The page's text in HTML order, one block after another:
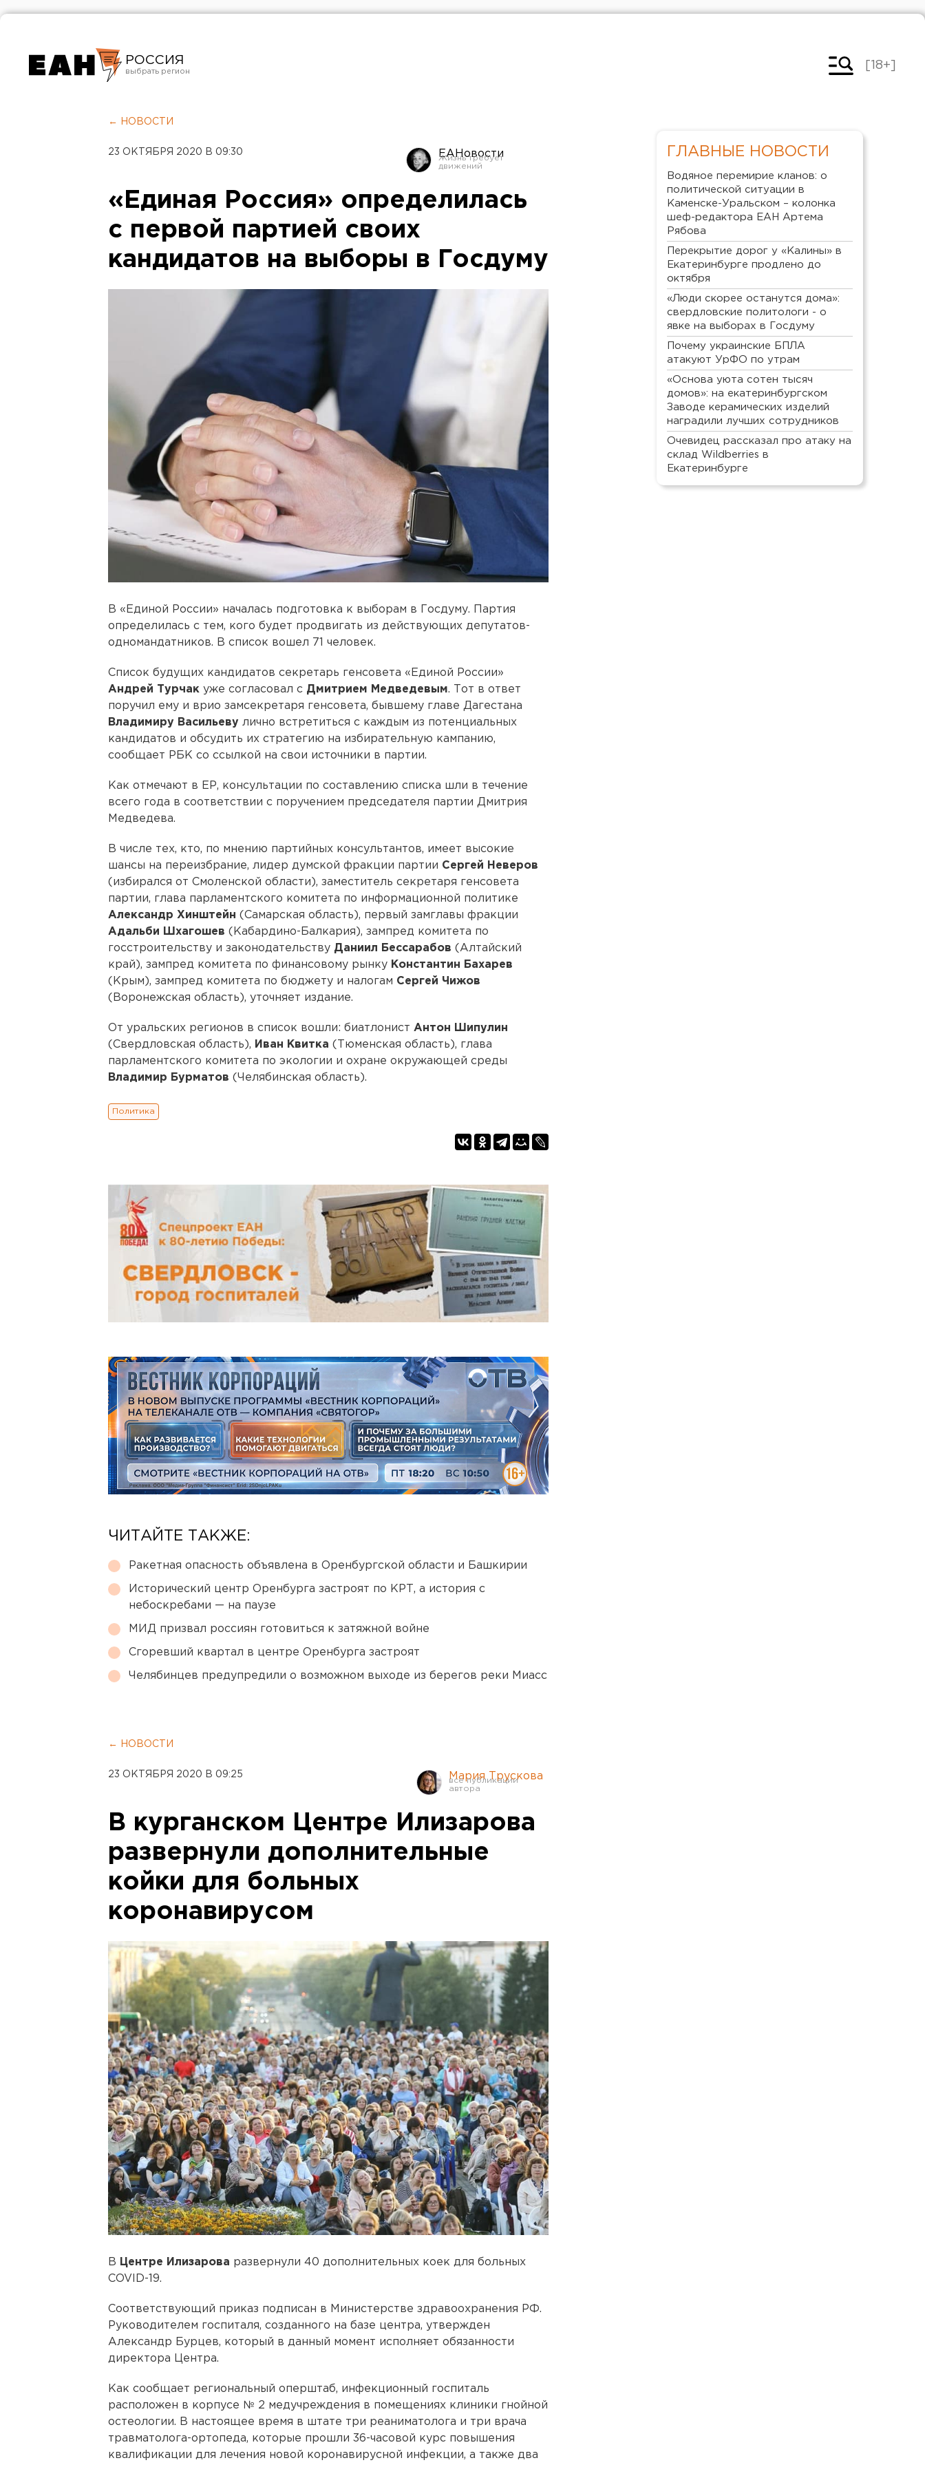
РОССИЯ
Челябинск
[18+]
← НОВОСТИ
23 ОКТЯБРЯ 2020 В 09:30 ЕАНовости
«Единая Россия» определилась
с первой партией своих
кандидатов на выборы в Госдуму
В «Единой России» началась подготовка к выборам в Госдуму. Партия
определилась с тем, кого будет продвигать из действующих депутатов-
одномандатников. В список вошел 71 человек.
Список будущих кандидатов секретарь генсовета «Единой России»
Андрей Турчак уже согласовал с Дмитрием Медведевым. Тот в ответ
поручил ему и врио замсекретаря генсовета, бывшему главе Дагестана
Владимиру Васильеву лично встретиться с каждым из потенциальных
кандидатов и обсудить их стратегию на избирательную кампанию,
сообщает РБК со ссылкой на свои источники в партии.
Как отмечают в ЕР, консультации по составлению списка шли в течение
всего года в соответствии с поручением председателя партии Дмитрия
Медведева.
В числе тех, кто, по мнению партийных консультантов, имеет высокие
шансы на переизбрание, лидер думской фракции партии Сергей Неверов
(избирался от Смоленской области), заместитель секретаря генсовета
партии, глава парламентского комитета по информационной политике
Александр Хинштейн (Самарская область), первый замглавы фракции
Адальби Шхагошев (Кабардино-Балкария), зампред комитета по
госстроительству и законодательству Даниил Бессарабов (Алтайский
край), зампред комитета по финансовому рынку Константин Бахарев
(Крым), зампред комитета по бюджету и налогам Сергей Чижов
(Воронежская область), уточняет издание.
От уральских регионов в список вошли: биатлонист Антон Шипулин
(Свердловская область), Иван Квитка (Тюменская область), глава
парламентского комитета по экологии и охране окружающей среды
Владимир Бурматов (Челябинская область).
Политика
ЧИТАЙТЕ ТАКЖЕ:
Ракетная опасность объявлена в Оренбургской области и Башкирии
Исторический центр Оренбурга застроят по КРТ, а история с
небоскребами — на паузе
МИД призвал россиян готовиться к затяжной войне
Сгоревший квартал в центре Оренбурга застроят
Челябинцев предупредили о возможном выходе из берегов реки Миасс
← НОВОСТИ
23 ОКТЯБРЯ 2020 В 09:25 Мария Трускова
В курганском Центре Илизарова
развернули дополнительные
койки для больных
коронавирусом
В Центре Илизарова развернули 40 дополнительных коек для больных
COVID-19.
Соответствующий приказ подписан в Министерстве здравоохранения РФ.
Руководителем госпиталя, созданного на базе центра, утвержден
Александр Бурцев, который в данный момент исполняет обязанности
директора Центра.
Как сообщает региональный оперштаб, инфекционный госпиталь
расположен в корпусе № 2 медучреждения в помещениях клиники гнойной
остеологии. В настоящее время в штате три реаниматолога и три врача
травматолога-ортопеда, которые прошли 36-часовой курс повышения
квалификации для лечения новой коронавирусной инфекции, а также два
ГЛАВНЫЕ НОВОСТИ
Водяное перемирие кланов: о
политической ситуации в
Каменске-Уральском – колонка
шеф-редактора ЕАН Артема
Рябова
Перекрытие дорог у «Калины» в
Екатеринбурге продлено до
октября
«Люди скорее останутся дома»:
свердловские политологи - о
явке на выборах в Госдуму
Почему украинские БПЛА
атакуют УрФО по утрам
«Основа уюта сотен тысяч
домов»: на екатеринбургском
Заводе керамических изделий
наградили лучших сотрудников
Очевидец рассказал про атаку на
склад Wildberries в
Екатеринбурге